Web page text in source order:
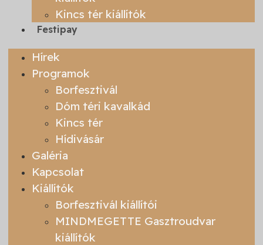
Kincs tér kiállítók
Festipay
Hírek
Programok
Borfesztivál
Dóm téri kavalkád
Kincs tér
Hídivásár
Galéria
Kapcsolat
Kiállítók
Borfesztivál kiállítói
MINDMEGETTE Gasztroudvar
kiállítók